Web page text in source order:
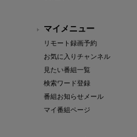
マイメニュー
リモート録画予約
お気に入りチャンネル
見たい番組一覧
検索ワード登録
番組お知らせメール
マイ番組ページ